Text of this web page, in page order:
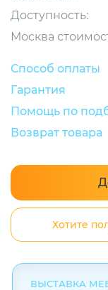
Доступность:
Москва
Способ оплаты
Гарантия
Помощь по
Возврат товара
Хотите
ВЫСТАВКА